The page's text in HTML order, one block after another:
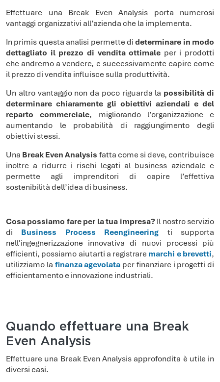
Effettuare una Break Even Analysis porta numerosi
vantaggi organizzativi all’azienda che la implementa.
In primis questa analisi permette dideterminare in modo
dettagliato il prezzo di vendita ottimale per i prodotti
che andremo a vendere, e successivamente capire come
il prezzo di vendita influisce sulla produttività.
Un altro vantaggio non da poco riguarda la possibilità di
determinare chiaramente gli obiettivi aziendali e del
reparto commerciale, migliorando l’organizzazione e
aumentando le probabilità di raggiungimento degli
obiettivi stessi.
Una Break Even Analysis fatta come si deve, contribuisce
inoltre a ridurre i rischi legati al business aziendale e
permette agli imprenditori di capire l’effettiva
sostenibilità dell’idea di business.
Cosa possiamo fare per la tua impresa?Il nostro servizio
di Business Process Reengineering ti supporta
nell'ingegnerizzazione innovativa di nuovi processi più
efficienti, possiamo aiutarti a registrare marchi e brevetti,
utilizziamo la finanza agevolata per finanziare i progetti di
efficientamento e innovazione industriali.
Quando effettuare una Break
Even Analysis
Effettuare una Break Even Analysis approfondita è utile in
diversi casi.